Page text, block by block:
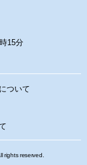
15分
ついて
rights reserved.